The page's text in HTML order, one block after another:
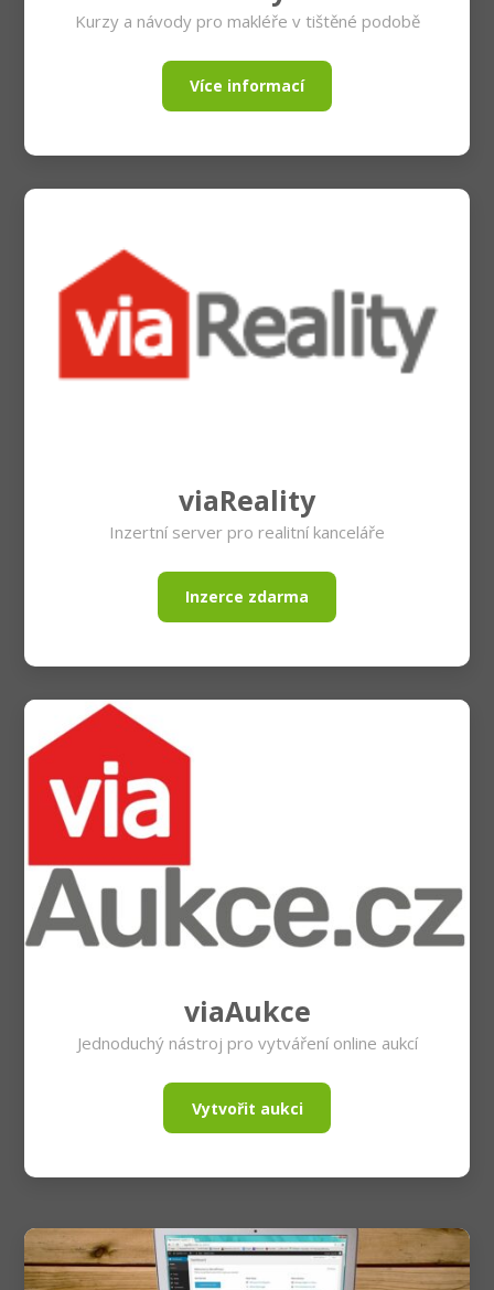
Kurzy a návody pro makléře v tištěné podobě
Více informací
viaReality
Inzertní server pro realitní kanceláře
Inzerce zdarma
viaAukce
Jednoduchý nástroj pro vytváření online aukcí
Vytvořit aukci